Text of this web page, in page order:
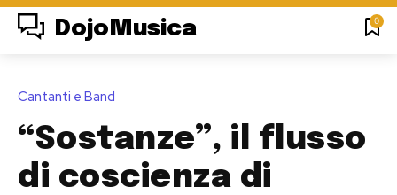
DojoMusica 0
Cantanti e Band
“Sostanze”, il flusso
di coscienza di